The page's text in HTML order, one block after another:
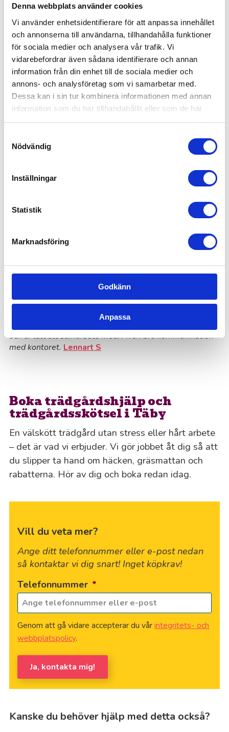
Denna webbplats använder cookies
Vi använder enhetsidentifierare för att anpassa innehållet
och annonserna till användarna, tillhandahålla funktioner
för sociala medier och analysera vår trafik. Vi
vidarebefordrar även sådana identifierare och annan
information från din enhet till de sociala medier och
annons- och analysföretag som vi samarbetar med.
Dessa kan i sin tur kombinera informationen med annan
information som du har tillhandahållit eller som de har
samlat in när du har använt deras tjänster.
Nödvändig
Inställningar
Statistik
Marknadsföring
Godkänn
Anpassa
men oftast räcker två besök i månaden. Behovet
kan också ändras beroende på vädret och
årstiderna – exempelvis växer gräset snabbare
under sommaren.
Kan man ha ett abonnemang på
trädgårdsskötsel?
Självklart kan man det. Hör av dig till oss, så ser
vi till att ordna regelbunden trädgårdsskötsel för
Absolut! Vi drar av 50% på arbetskostnaden, så
trädgårdsavfall till tippen.
Kundomdömen om våra
träd. Blev jättefint! Enkla att kommunicera med, nedlagd
tid stämde bra med uppskattningen som gjordes inför
Personen som sköter vår trädgård gör ett utmärkt jobb
och är lätt att samarbeta med. Även bra kommunikation
med kontoret. Lennart S
Boka trädgårdshjälp och
trädgårdsskötsel i Täby
En välskött trädgård utan stress eller hårt arbete
– det är vad vi erbjuder. Vi gör jobbet åt dig så att
du slipper ta hand om häcken, gräsmattan och
rabatterna. Hör av dig och boka redan idag.
Vill du veta mer?
Ange ditt telefonnummer eller e-post nedan
så kontaktar vi dig snart! Inget köpkrav!
Telefonnummer *
Genom att gå vidare accepterar du vårintegritets- och
webbplatspolicy.
Ja, kontakta mig!
Kanske du behöver hjälp med detta också?